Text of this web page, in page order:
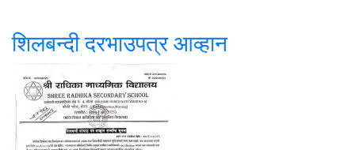
शिलबन्दी दरभाउपत्र आव्हान